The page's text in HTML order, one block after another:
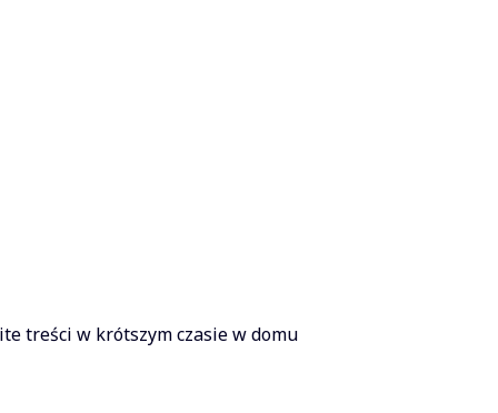
treści w krótszym czasie w domu